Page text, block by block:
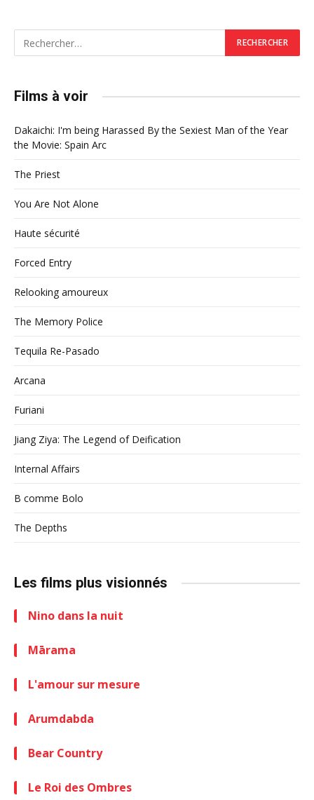
Films à voir
Dakaichi: I'm being Harassed By the Sexiest Man of the Year
the Movie: Spain Arc
The Priest
You Are Not Alone
Haute sécurité
Forced Entry
Relooking amoureux
The Memory Police
Tequila Re-Pasado
Arcana
Furiani
Jiang Ziya: The Legend of Deification
Internal Affairs
B comme Bolo
The Depths
Les films plus visionnés
Nino dans la nuit
Mārama
L'amour sur mesure
Arumdabda
Bear Country
Le Roi des Ombres